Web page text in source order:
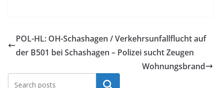
POL-HL: OH-Schashagen / Verkehrsunfallflucht auf
der B501 bei Schashagen – Polizei sucht Zeugen
Wohnungsbrand
Suchen